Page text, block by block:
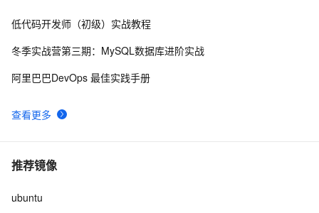
8 Ubuntu学习 文件权限
查看更多
低代码开发师（初级）实战教程
冬季实战营第三期：MySQL数据库进阶实战
阿里巴巴DevOps 最佳实践手册
推荐镜像
ubuntu